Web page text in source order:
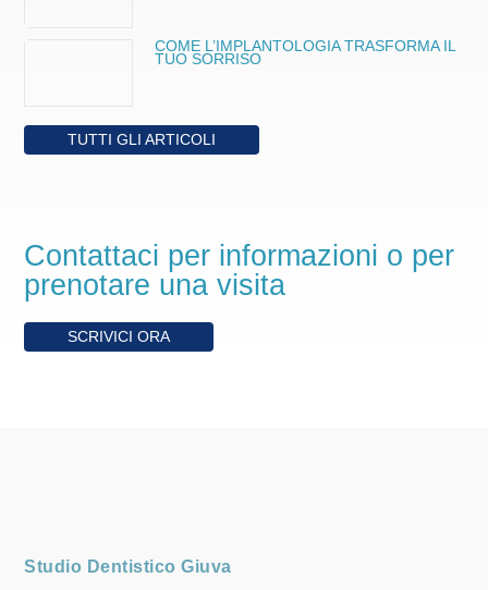
COME L’IMPLANTOLOGIA TRASFORMA IL
TUO SORRISO
TUTTI GLI ARTICOLI
Contattaci per informazioni o per
prenotare una visita
SCRIVICI ORA
Studio Dentistico Giuva